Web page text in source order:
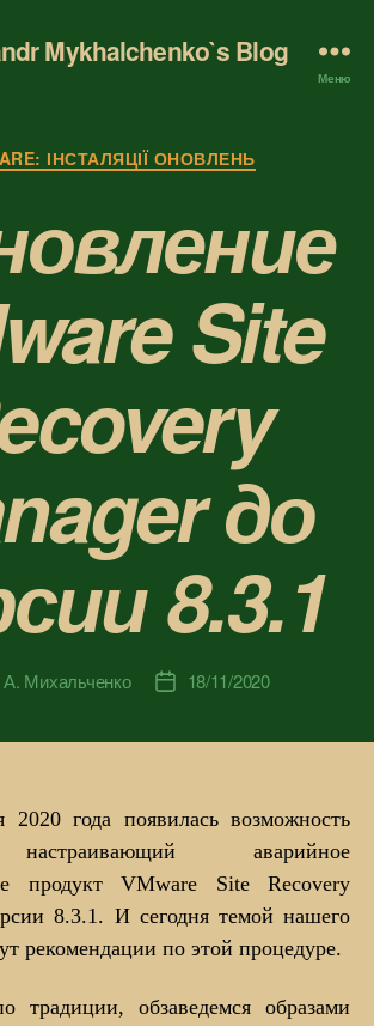
Mykhalchenko`s Blog
Меню
Категорії
ІНСТАЛЯЦІЇ ОНОВЛЕНЬ
Site
до
8.3.1
А. Михальченко
Дата18/11/2020
2020 года появилась возможность
аварийное
продукт VMware Site Recovery
8.3.1. И сегодня темой нашего
рекомендации по этой процедуре.
традиции, обзаведемся образами